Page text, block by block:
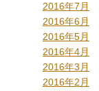
2016年7月
2016年6月
2016年5月
2016年4月
2016年3月
2016年2月